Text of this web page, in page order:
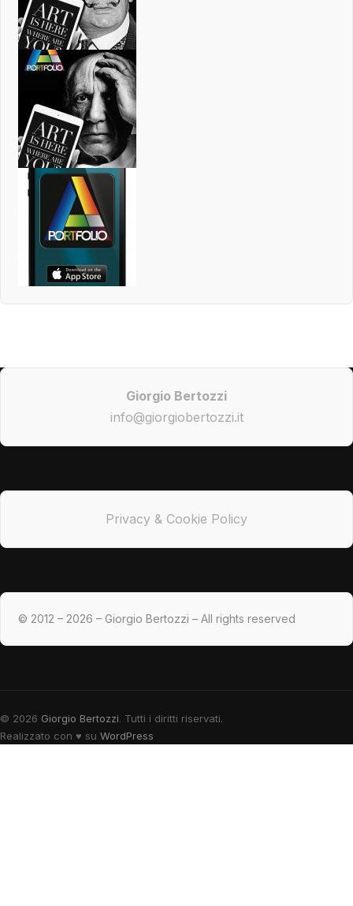
Giorgio Bertozzi
info@giorgiobertozzi.it
Privacy & Cookie Policy
© 2012 – 2026 – Giorgio Bertozzi – All rights reserved
© 2026 Giorgio Bertozzi. Tutti i diritti riservati.
Realizzato con ♥ su WordPress